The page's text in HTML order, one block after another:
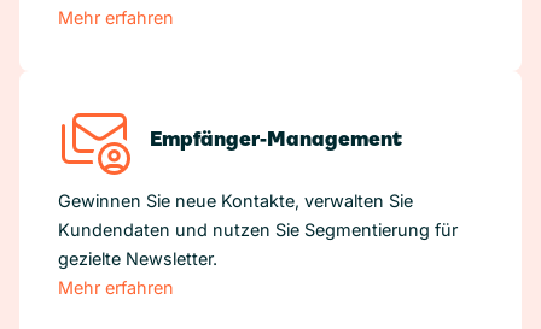
Mehr erfahren
Empfänger-Management
Gewinnen Sie neue Kontakte, verwalten Sie
Kundendaten und nutzen Sie Segmentierung für
gezielte Newsletter.
Mehr erfahren